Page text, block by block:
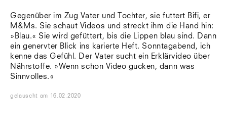
Gegenüber im Zug Vater und Tochter, sie futtert Bifi, er
M&Ms. Sie schaut Videos und streckt ihm die Hand hin:
»Blau.« Sie wird gefüttert, bis die Lippen blau sind. Dann
ein genervter Blick ins karierte Heft. Sonntagabend, ich
kenne das Gefühl. Der Vater sucht ein Erklärvideo über
Nährstoffe. »Wenn schon Video gucken, dann was
Sinnvolles.«
gelauscht am 16.02.2020